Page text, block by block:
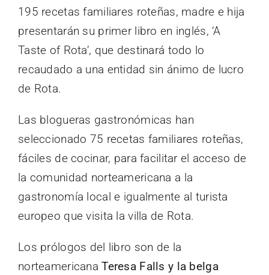
195 recetas familiares roteñas, madre e hija
presentarán su primer libro en inglés, ‘A
Taste of Rota’, que destinará todo lo
recaudado a una entidad sin ánimo de lucro
de Rota.
Las blogueras gastronómicas han
seleccionado 75 recetas familiares roteñas,
fáciles de cocinar, para facilitar el acceso de
la comunidad norteamericana a la
gastronomía local e igualmente al turista
europeo que visita la villa de Rota.
Los prólogos del libro son de la
norteamericanaTeresa Falls y la belga